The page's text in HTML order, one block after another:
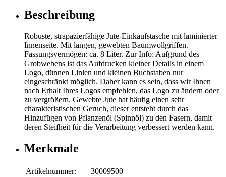
Beschreibung
Robuste, strapazierfähige Jute-Einkaufstasche mit laminierter
Innenseite. Mit langen, gewebten Baumwollgriffen.
Fassungsvermögen: ca. 8 Liter. Zur Info: Aufgrund des
Grobwebens ist das Aufdrucken kleiner Details in einem
Logo, dünnen Linien und kleinen Buchstaben nur
eingeschränkt möglich. Daher kann es sein, dass wir Ihnen
nach Erhalt Ihres Logos empfehlen, das Logo zu ändern oder
zu vergrößern. Gewebte Jute hat häufig einen sehr
charakteristischen Geruch, dieser entsteht durch das
Hinzufügen von Pflanzenöl (Spinnöl) zu den Fasern, damit
deren Steifheit für die Verarbeitung verbessert werden kann.
Merkmale
Artikelnummer:
30009500